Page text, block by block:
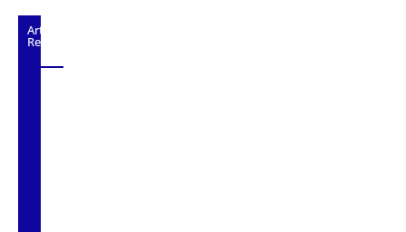
Artigos
Relacionados